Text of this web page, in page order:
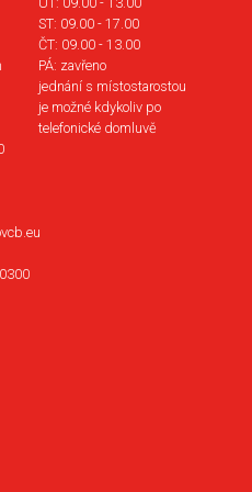
ST: 09.00 - 17.00
ČT: 09.00 - 13.00
PÁ: zavřeno
jednání s místostarostou
je možné kdykoliv po
telefonické domluvě